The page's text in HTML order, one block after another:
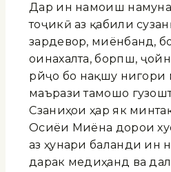
Дар ин намоиш
тоҷикӣ аз қабили
зардевор, миёнбанд,
оинахалта, борпӯш,
рӯйҷо бо нақшу нигори
маърази тамошо
Сӯзаниҳои ҳар як
Осиёи Миёна дорои
аз ҳунари баланди ин
дарак медиҳанд ва